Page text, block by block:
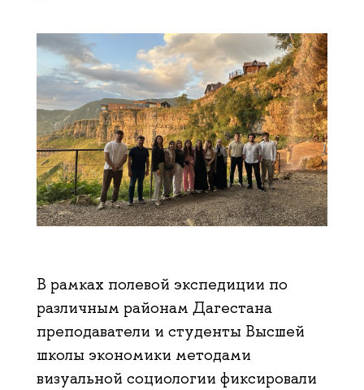
В рамках полевой экспедиции по
различным районам Дагестана
преподаватели и студенты Высшей
школы экономики методами
визуальной социологии фиксировали